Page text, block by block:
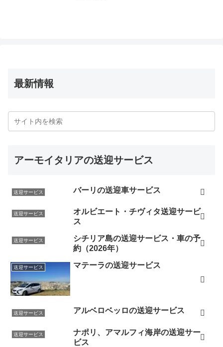
最新情報
アーモイタリアの送迎サービス
送迎サービス バーリの送迎車サービス
送迎サービス
オルビエート・チヴィタ送迎サービ
ス
送迎サービス
シチリア島の送迎サービス・車の予
約（2026年）
送迎サービス マテーラの送迎サービス
送迎サービス アルベロベッロの送迎サービス
送迎サービス
ナポリ、アマルフィ海岸の送迎サー
ビス